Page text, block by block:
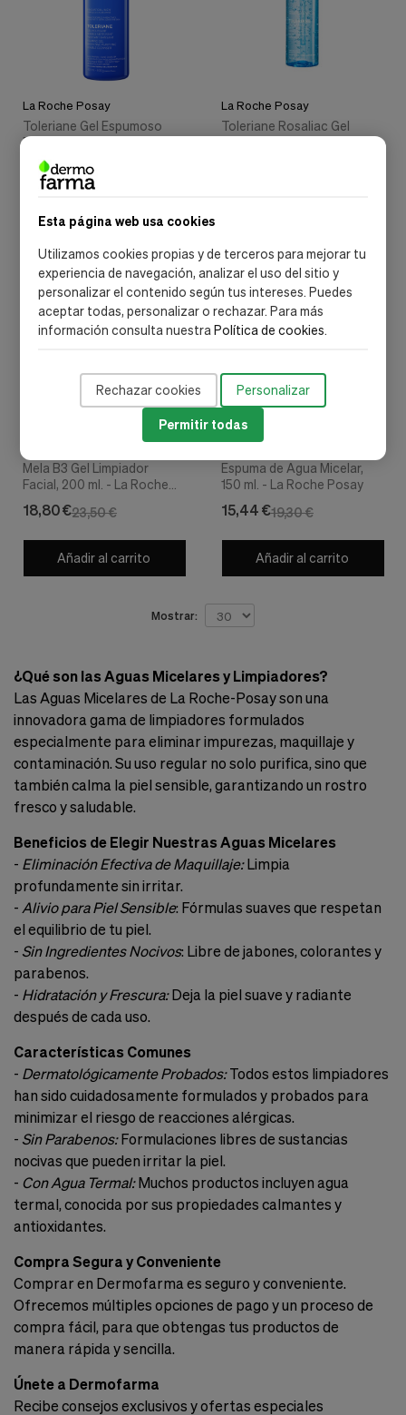
Esta página web usa cookies
Utilizamos cookies propias y de terceros para mejorar tu
experiencia de navegación, analizar el uso del sitio y
personalizar el contenido según tus intereses. Puedes
aceptar todas, personalizar o rechazar. Para más
información consulta nuestraPolítica de cookies.
Rechazar cookies Personalizar
Permitir todas
La Roche Posay
Toleriane Gel Espumoso
Doble Limpiador, 400 ml. -
La Roche Posay
25,30 €
20,24 €
Añadir al carrito
La Roche Posay
Toleriane Rosaliac Gel
Micelar Desmaquillante, 195
-20%
Mela B3 Gel Limpiador
Facial, 200 ml. - La Roche
23,50 €
18,80 €
Añadir al carrito
-20%
Espuma de Agua Micelar,
150 ml. - La Roche Posay
19,30 €
15,44 €
Añadir al carrito
Mostrar:
¿Qué son las Aguas Micelares y Limpiadores?
Las Aguas Micelares de La Roche-Posay son una
innovadora gama de limpiadores formulados
especialmente para eliminar impurezas, maquillaje y
contaminación. Su uso regular no solo purifica, sino que
también calma la piel sensible, garantizando un rostro
fresco y saludable.
Beneficios de Elegir Nuestras Aguas Micelares
- Eliminación Efectiva de Maquillaje:Limpia
profundamente sin irritar.
- Alivio para Piel Sensible: Fórmulas suaves que respetan
el equilibrio de tu piel.
- Sin Ingredientes Nocivos: Libre de jabones, colorantes y
parabenos.
- Hidratación y Frescura:Deja la piel suave y radiante
después de cada uso.
Características Comunes
- Dermatológicamente Probados:Todos estos limpiadores
han sido cuidadosamente formulados y probados para
minimizar el riesgo de reacciones alérgicas.
- Sin Parabenos:Formulaciones libres de sustancias
nocivas que pueden irritar la piel.
- Con Agua Termal:Muchos productos incluyen agua
termal, conocida por sus propiedades calmantes y
antioxidantes.
Compra Segura y Conveniente
Comprar en Dermofarma es seguro y conveniente.
Ofrecemos múltiples opciones de pago y un proceso de
compra fácil, para que obtengas tus productos de
manera rápida y sencilla.
Únete a Dermofarma
Recibe consejos exclusivos y ofertas especiales